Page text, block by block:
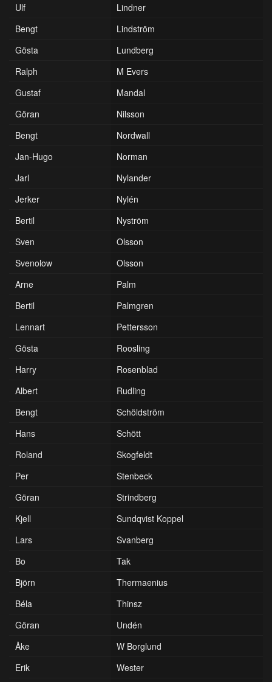
Ulf
Lindner
Bengt
Lindström
Gösta
Lundberg
Ralph
M Evers
Gustaf
Mandal
Göran
Nilsson
Bengt
Nordwall
Jan-Hugo
Norman
Jarl
Nylander
Jerker
Nylén
Bertil
Nyström
Sven
Olsson
Svenolow
Olsson
Arne
Palm
Bertil
Palmgren
Lennart
Pettersson
Gösta
Roosling
Harry
Rosenblad
Albert
Rudling
Bengt
Schöldström
Hans
Schött
Roland
Skogfeldt
Per
Stenbeck
Göran
Strindberg
Kjell
Sundqvist Koppel
Lars
Svanberg
Bo
Tak
Björn
Thermaenius
Béla
Thinsz
Göran
Undén
Åke
W Borglund
Erik
Wester